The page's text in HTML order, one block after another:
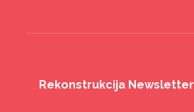
Rekonstrukcija Newsletter